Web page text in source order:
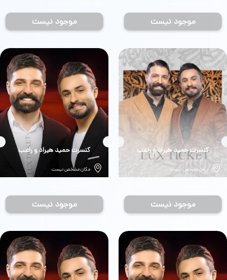
موجود نیست موجود نیست
بلیط
کنسرت حمید هیراد و راغب
مکان مشخص نیست
موجود نیست
بلیط
کنسرت حمید هیراد و راغب
مکان مشخص نیست
موجود نیست